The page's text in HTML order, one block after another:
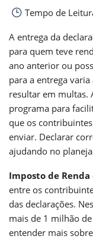
Tempo de
A entrega da
para quem teve
ano anterior ou
para a entrega
resultar em multas.
programa para
que os
enviar. Declarar
ajudando no
Imposto de Renda
entre os
das declarações.
mais de 1 milhão
entender mais